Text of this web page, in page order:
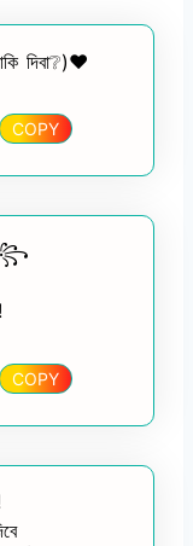
দিবা❔)❤️
COPY
COPY